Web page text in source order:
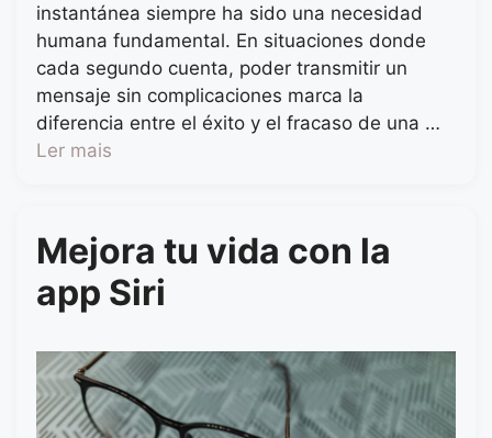
instantánea siempre ha sido una necesidad
humana fundamental. En situaciones donde
cada segundo cuenta, poder transmitir un
mensaje sin complicaciones marca la
diferencia entre el éxito y el fracaso de una …
Ler mais
Mejora tu vida con la
app Siri